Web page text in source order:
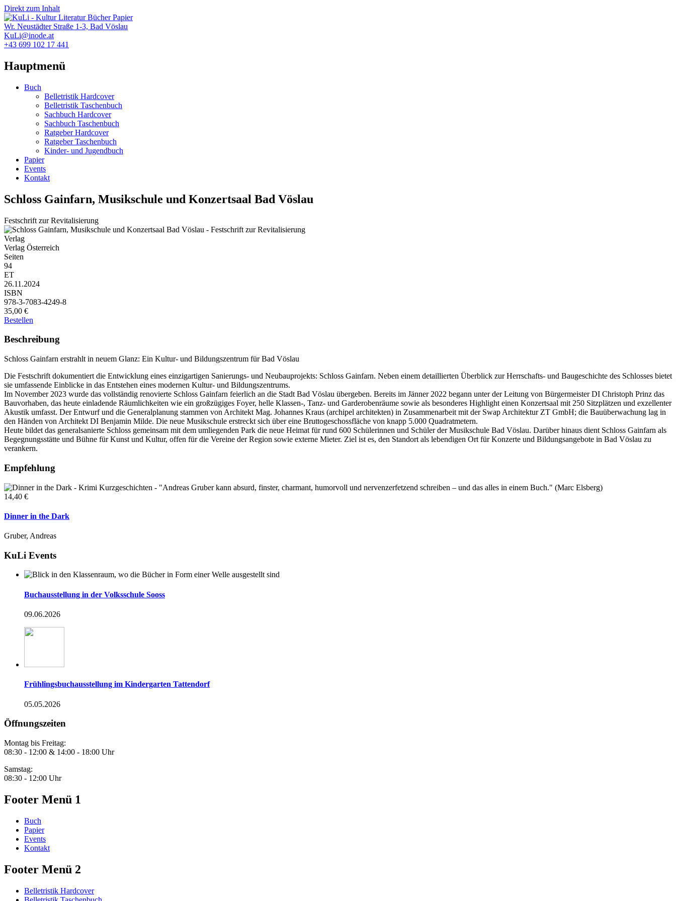
Direkt zum Inhalt
Wr. Neustädter Straße 1-3, Bad Vöslau
KuLi@inode.at
+43 699 102 17 441
Hauptmenü
Buch
Belletristik Hardcover
Belletristik Taschenbuch
Sachbuch Hardcover
Sachbuch Taschenbuch
Ratgeber Hardcover
Ratgeber Taschenbuch
Kinder- und Jugendbuch
Papier
Events
Kontakt
Schloss Gainfarn, Musikschule und Konzertsaal Bad Vöslau
Festschrift zur Revitalisierung
Verlag
Verlag Österreich
Seiten
94
ET
26.11.2024
ISBN
978-3-7083-4249-8
35,00 €
Bestellen
Beschreibung
Schloss Gainfarn erstrahlt in neuem Glanz: Ein Kultur- und Bildungszentrum für Bad Vöslau
Die Festschrift dokumentiert die Entwicklung eines einzigartigen Sanierungs- und Neubauprojekts: Schloss Gainfarn. Neben einem detaillierten Überblick zur Herrschafts- und Baugeschichte des Schlosses bietet
sie umfassende Einblicke in das Entstehen eines modernen Kultur- und Bildungszentrums.
Im November 2023 wurde das vollständig renovierte Schloss Gainfarn feierlich an die Stadt Bad Vöslau übergeben. Bereits im Jänner 2022 begann unter der Leitung von Bürgermeister DI Christoph Prinz das
Bauvorhaben, das heute einladende Räumlichkeiten wie ein großzügiges Foyer, helle Klassen-, Tanz- und Garderobenräume sowie als besonderes Highlight einen Konzertsaal mit 250 Sitzplätzen und exzellenter
Akustik umfasst. Der Entwurf und die Generalplanung stammen von Architekt Mag. Johannes Kraus (archipel architekten) in Zusammenarbeit mit der Swap Architektur ZT GmbH; die Bauüberwachung lag in
den Händen von Architekt DI Benjamin Milde. Die neue Musikschule erstreckt sich über eine Bruttogeschossfläche von knapp 5.000 Quadratmetern.
Heute bildet das generalsanierte Schloss gemeinsam mit dem umliegenden Park die neue Heimat für rund 600 Schülerinnen und Schüler der Musikschule Bad Vöslau. Darüber hinaus dient Schloss Gainfarn als
Begegnungsstätte und Bühne für Kunst und Kultur, offen für die Vereine der Region sowie externe Mieter. Ziel ist es, den Standort als lebendigen Ort für Konzerte und Bildungsangebote in Bad Vöslau zu
verankern.
Empfehlung
14,40 €
Dinner in the Dark
Gruber, Andreas
KuLi Events
Buchausstellung in der Volksschule Sooss
09.06.2026
Frühlingsbuchausstellung im Kindergarten Tattendorf
05.05.2026
Öffnungszeiten
Montag bis Freitag:
08:30 - 12:00 & 14:00 - 18:00 Uhr
Samstag:
08:30 - 12:00 Uhr
Footer Menü 1
Buch
Papier
Events
Kontakt
Footer Menü 2
Belletristik Hardcover